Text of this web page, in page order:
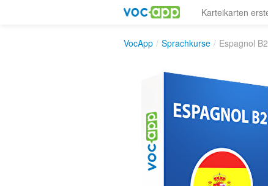
Karteikarten
VocApp / Sprachkurse / Espagnol B2